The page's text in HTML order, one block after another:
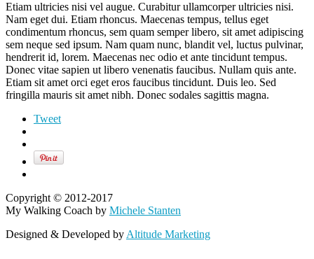
Etiam ultricies nisi vel augue. Curabitur ullamcorper ultricies nisi.
Nam eget dui. Etiam rhoncus. Maecenas tempus, tellus eget
condimentum rhoncus, sem quam semper libero, sit amet adipiscing
sem neque sed ipsum. Nam quam nunc, blandit vel, luctus pulvinar,
hendrerit id, lorem. Maecenas nec odio et ante tincidunt tempus.
Donec vitae sapien ut libero venenatis faucibus. Nullam quis ante.
Etiam sit amet orci eget eros faucibus tincidunt. Duis leo. Sed
fringilla mauris sit amet nibh. Donec sodales sagittis magna.
Tweet
Copyright © 2012-2017
My Walking Coach by Michele Stanten
Designed & Developed by Altitude Marketing